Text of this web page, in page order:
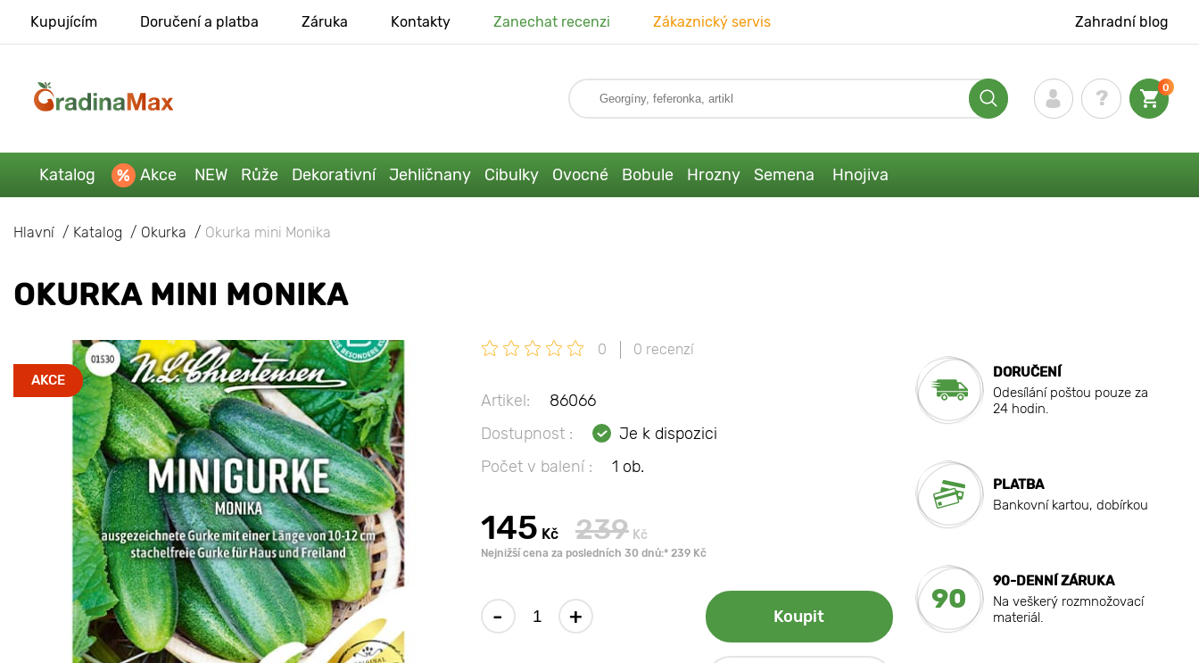
Kupujícím Doručení a platba Záruka Kontakty Zanechat recenzi Zákaznický servis Zahradní blog
0
Katalog Akce NEW Růže Dekorativní Jehličnany Cibulky Ovocné Bobule Hrozny Semena Hnojiva
Hlavní Katalog Okurka Okurka mini Monika
OKURKA MINI MONIKA
AKCE
0 0 recenzí
Artikel:
86066
Dostupnost :
Je k dispozici
Počet v balení :
1 ob.
145 Kč 239 Kč
Nejnižší cena za posledních 30 dnů:* 239 Kč
- + Koupit
DORUČENÍ
Odesílání poštou pouze za
24 hodin.
PLATBA
Bankovní kartou, dobírkou
90
90-DENNÍ ZÁRUKA
Na veškerý rozmnožovací
materiál.